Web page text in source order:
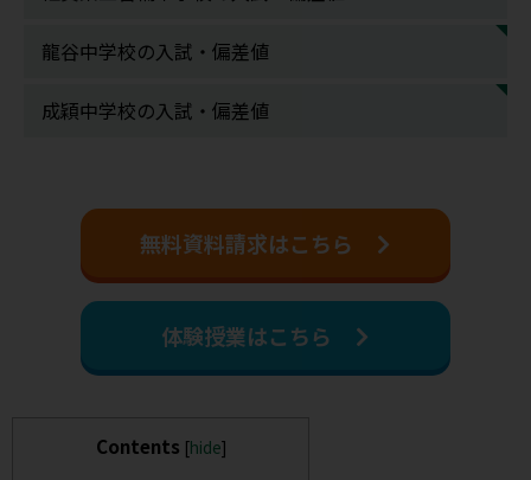
龍谷中学校の入試・偏差値
成穎中学校の入試・偏差値
無料資料請求はこちら
体験授業はこちら
Contents [hide]